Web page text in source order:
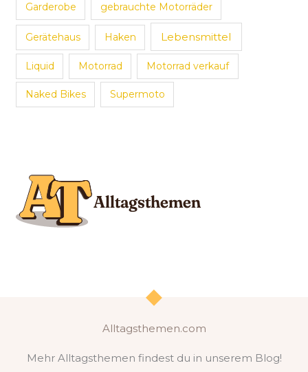
Garderobe gebrauchte Motorräder
Gerätehaus Haken Lebensmittel
Liquid Motorrad Motorrad verkauf
Naked Bikes Supermoto
Alltagsthemen.com
Mehr Alltagsthemen findest du in unserem Blog!